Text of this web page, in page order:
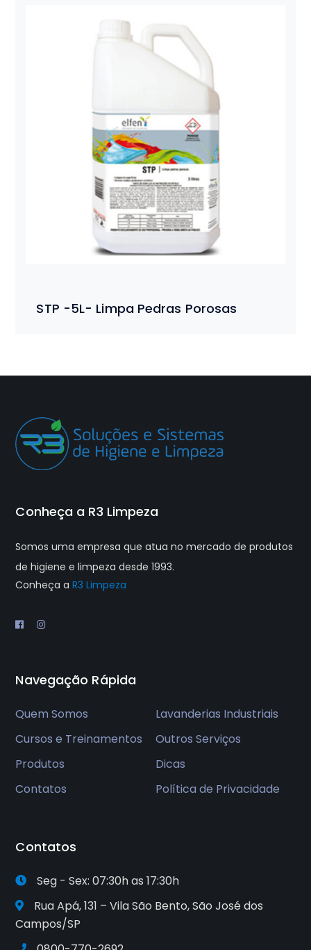
STP -5L- Limpa Pedras Porosas
Conheça a R3 Limpeza
Somos uma empresa que atua no mercado de produtos
de higiene e limpeza desde 1993.
Conheça aR3 Limpeza
Navegação Rápida
Quem Somos
Lavanderias Industriais
Cursos e Treinamentos
Outros Serviços
Produtos
Dicas
Contatos
Política de Privacidade
Contatos
Seg - Sex: 07:30h as 17:30h
Rua Apá, 131 – Vila São Bento, São José dos
Campos/SP